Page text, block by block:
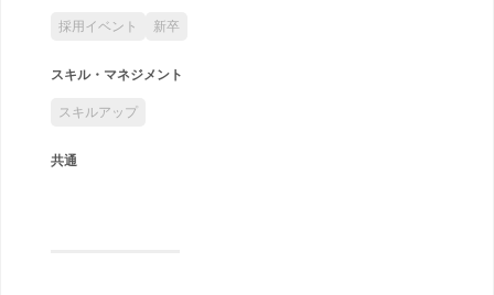
採用イベント 新卒
スキル・マネジメント
スキルアップ
共通